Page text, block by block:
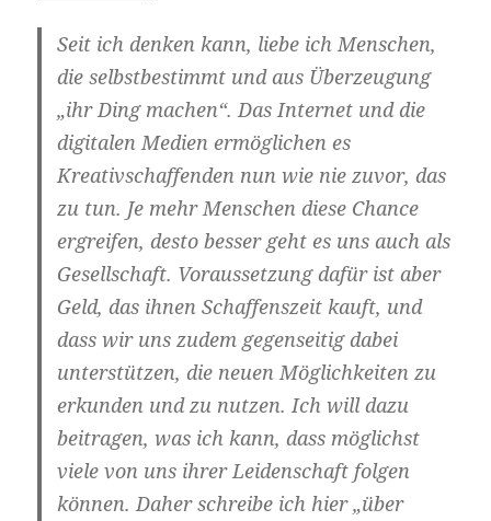
Seit ich denken kann, liebe ich Menschen,
die selbstbestimmt und aus Überzeugung
„ihr Ding machen“. Das Internet und die
digitalen Medien ermöglichen es
Kreativschaffenden nun wie nie zuvor, das
zu tun. Je mehr Menschen diese Chance
ergreifen, desto besser geht es uns auch als
Gesellschaft. Voraussetzung dafür ist aber
Geld, das ihnen Schaffenszeit kauft, und
dass wir uns zudem gegenseitig dabei
unterstützen, die neuen Möglichkeiten zu
erkunden und zu nutzen. Ich will dazu
beitragen, was ich kann, dass möglichst
viele von uns ihrer Leidenschaft folgen
können. Daher schreibe ich hier „über